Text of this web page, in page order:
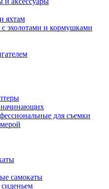
яхтам
эхолотами и кормушками
начинающих
для съемки
самокаты